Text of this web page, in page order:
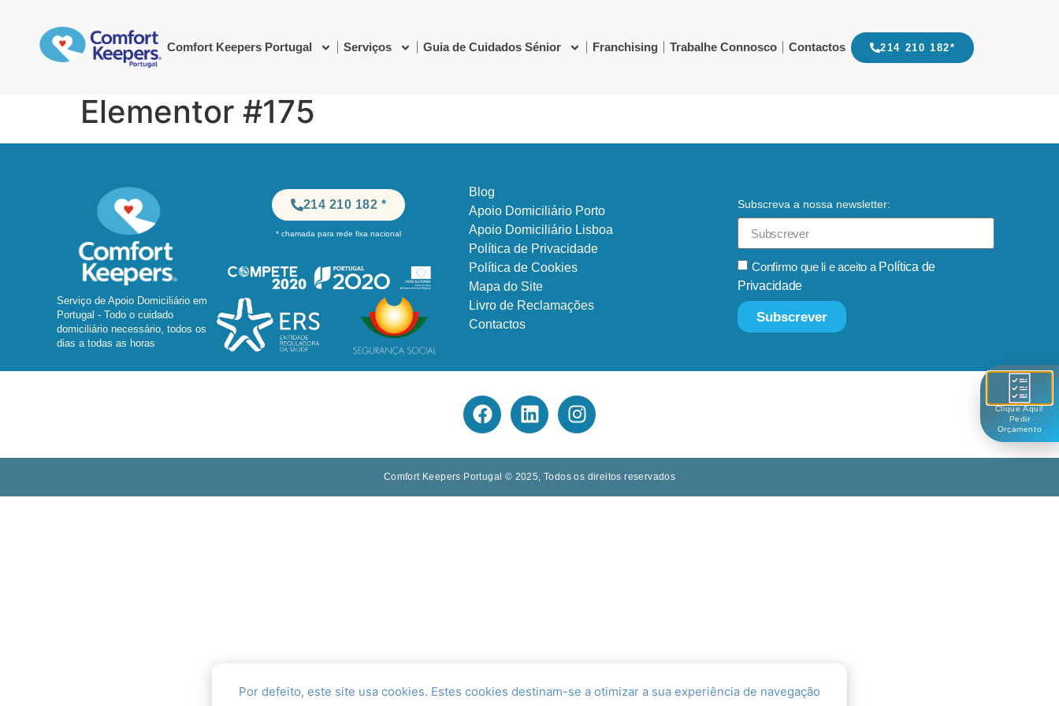
Por defeito, este site usa cookies. Estes cookies destinam-se a otimizar a sua experiência de navegação
Comfort Keepers Portugal Serviços Guia de Cuidados Sénior Franchising Trabalhe Connosco Contactos 214 210 182*
Elementor #175
Serviço de Apoio Domiciliário em
Portugal - Todo o cuidado
domiciliário necessário, todos os
dias a todas as horas
214 210 182 *
* chamada para rede fixa nacional
Blog
Apoio Domiciliário Porto
Apoio Domiciliário Lisboa
Política de Privacidade
Política de Cookies
Mapa do Site
Livro de Reclamações
Contactos
Subscreva a nossa newsletter:
Confirmo que li e aceito a Política de
Privacidade
Subscrever
Comfort Keepers Portugal © 2025, Todos os direitos reservados
Clique Aqui!
Pedir
Orçamento